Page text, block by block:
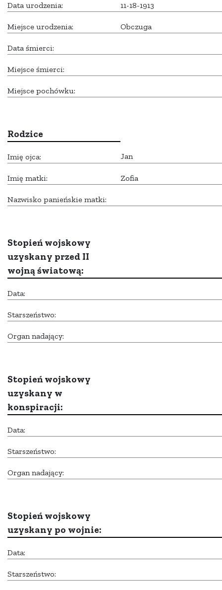
Data urodzenia: 11-18-1913
Miejsce urodzenia: Obczuga
Data śmierci:
Miejsce śmierci:
Miejsce pochówku:
Rodzice
Imię ojca: Jan
Imię matki: Zofia
Nazwisko panieńskie matki:
Stopień wojskowy
uzyskany przed II
wojną światową:
Data:
Starszeństwo:
Organ nadający:
Stopień wojskowy
uzyskany w
konspiracji:
Data:
Starszeństwo:
Organ nadający:
Stopień wojskowy
uzyskany po wojnie:
Data:
Starszeństwo: